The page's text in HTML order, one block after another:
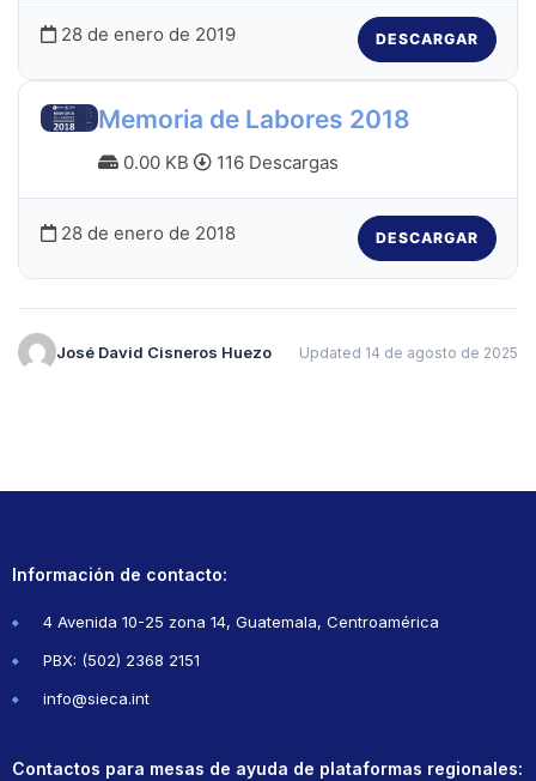
28 de enero de 2019 DESCARGAR
Memoria de Labores 2018
0.00 KB 116 Descargas
28 de enero de 2018 DESCARGAR
José David Cisneros Huezo Updated 14 de agosto de 2025
Información de contacto:
4 Avenida 10-25 zona 14, Guatemala, Centroamérica
PBX: (502) 2368 2151
info@sieca.int
Contactos para mesas de ayuda de plataformas regionales: